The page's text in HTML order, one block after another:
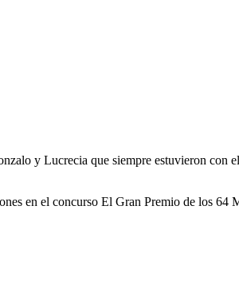
y Lucrecia que siempre estuvieron con
en el concurso El Gran Premio de los 64